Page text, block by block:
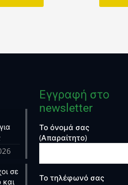
σε
και
Εγγραφή στο
newsletter
Το όνομά σας
(Απαραίτητο)
Το τηλέφωνό σας